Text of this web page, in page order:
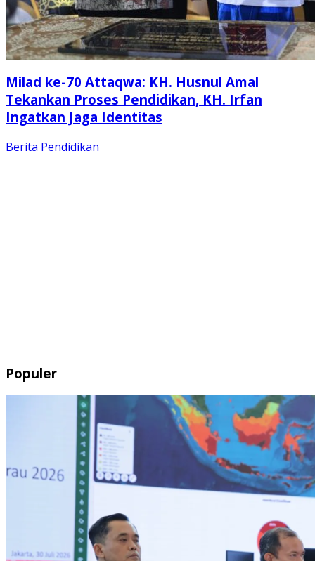
Milad ke-70 Attaqwa: KH. Husnul Amal
Tekankan Proses Pendidikan, KH. Irfan
Ingatkan Jaga Identitas
Berita Pendidikan
Populer